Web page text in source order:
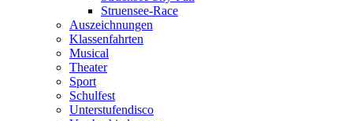
Struensee-Race
Auszeichnungen
Klassenfahrten
Musical
Theater
Sport
Schulfest
Unterstufendisco